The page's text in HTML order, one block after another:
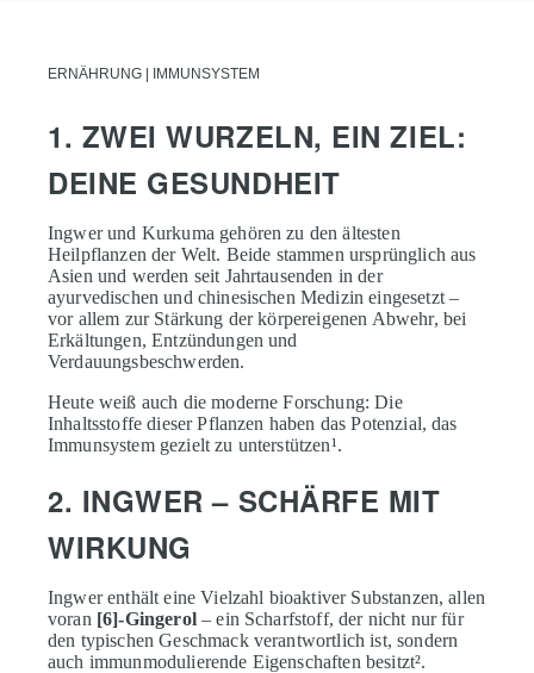
ERNÄHRUNG | IMMUNSYSTEM
1. ZWEI WURZELN, EIN ZIEL:
DEINE GESUNDHEIT
Ingwer und Kurkuma gehören zu den ältesten
Heilpflanzen der Welt. Beide stammen ursprünglich aus
Asien und werden seit Jahrtausenden in der
ayurvedischen und chinesischen Medizin eingesetzt –
vor allem zur Stärkung der körpereigenen Abwehr, bei
Erkältungen, Entzündungen und
Verdauungsbeschwerden.
Heute weiß auch die moderne Forschung: Die
Inhaltsstoffe dieser Pflanzen haben das Potenzial, das
Immunsystem gezielt zu unterstützen¹.
2. INGWER – SCHÄRFE MIT
WIRKUNG
Ingwer enthält eine Vielzahl bioaktiver Substanzen, allen
voran [6]-Gingerol– ein Scharfstoff, der nicht nur für
den typischen Geschmack verantwortlich ist, sondern
auch immunmodulierende Eigenschaften besitzt².